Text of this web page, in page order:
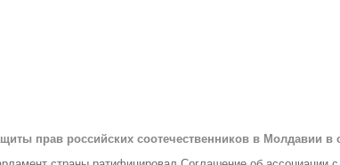
прав российских соотечественников в Молдавии в